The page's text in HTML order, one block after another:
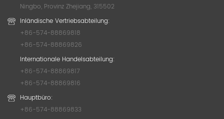
Ningbo, Provinz Zhejiang, 315502
Inländische Vertriebsabteilung:
+86-574-88869818
+86-574-88869826
Internationale Handelsabteilung:
+86-574-88869817
+86-574-88869816
Hauptbüro:
+86-574-88869833